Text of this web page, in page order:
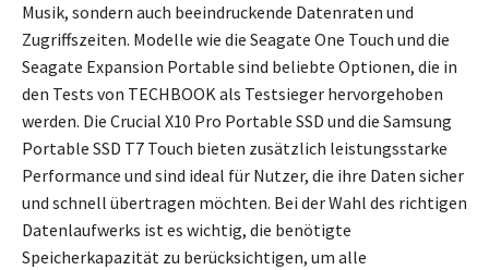
Musik, sondern auch beeindruckende Datenraten und
Zugriffszeiten. Modelle wie die Seagate One Touch und die
Seagate Expansion Portable sind beliebte Optionen, die in
den Tests von TECHBOOK als Testsieger hervorgehoben
werden. Die Crucial X10 Pro Portable SSD und die Samsung
Portable SSD T7 Touch bieten zusätzlich leistungsstarke
Performance und sind ideal für Nutzer, die ihre Daten sicher
und schnell übertragen möchten. Bei der Wahl des richtigen
Datenlaufwerks ist es wichtig, die benötigte
Speicherkapazität zu berücksichtigen, um alle